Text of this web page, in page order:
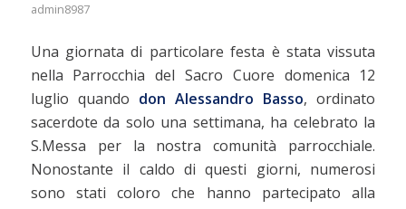
admin8987
Una giornata di particolare festa è stata vissuta
nella Parrocchia del Sacro Cuore domenica 12
luglio quando don Alessandro Basso, ordinato
sacerdote da solo una settimana, ha celebrato la
S.Messa per la nostra comunità parrocchiale.
Nonostante il caldo di questi giorni, numerosi
sono stati coloro che hanno partecipato alla